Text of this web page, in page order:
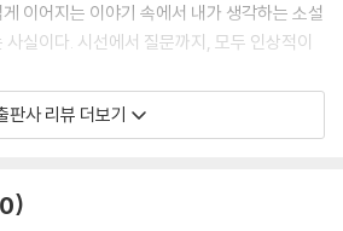
처럼 그림을 그렸고 희진을 상냥하고 다정하
른 무리인들보다 몸집이 작았고 팔이 두 개뿐
루이들보다 더 짧은 시간을 살다 죽었다.
을 덧대었다. 사람들은 그곳을 류드밀라의 행
이어지는 이야기 속에서 내가 생각하는 소설
실이다. 시선에서 질문까지, 모두 인상적이
를 그려내면서도 소설가 김연수가 추천의 글
판사 리뷰 더보기